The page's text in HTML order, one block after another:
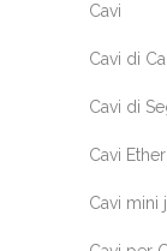
Cavi
Cavi di
Cavi di
Cavi
Cavi mini